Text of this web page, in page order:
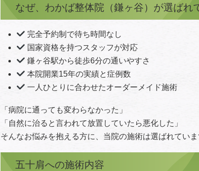
なぜ、わかば整体院（鎌ヶ谷）が選ばれ
完全予約制で待ち時間なし
国家資格を持つスタッフが対応
鎌ヶ谷駅から徒歩6分の通いやすさ
本院開業15年の実績と症例数
一人ひとりに合わせたオーダーメイド施術
「病院に通っても変わらなかった」
「自然に治ると言われて放置していたら悪化した」
そんなお悩みを抱える方に、当院の施術は選ばれていま
五十肩への施術内容